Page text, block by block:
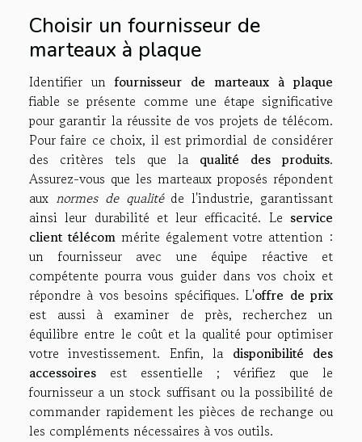
Choisir un fournisseur de
marteaux à plaque
Identifier unfournisseur de marteaux à plaque
fiable se présente comme une étape significative
pour garantir la réussite de vos projets de télécom.
Pour faire ce choix, il est primordial de considérer
des critères tels que la qualité des produits.
Assurez-vous que les marteaux proposés répondent
aux normes de qualitéde l'industrie, garantissant
ainsi leur durabilité et leur efficacité. Le service
client télécommérite également votre attention :
un fournisseur avec une équipe réactive et
compétente pourra vous guider dans vos choix et
répondre à vos besoins spécifiques. L'offre de prix
est aussi à examiner de près, recherchez un
équilibre entre le coût et la qualité pour optimiser
votre investissement. Enfin, la disponibilité des
accessoires est essentielle ; vérifiez que le
fournisseur a un stock suffisant ou la possibilité de
commander rapidement les pièces de rechange ou
les compléments nécessaires à vos outils.